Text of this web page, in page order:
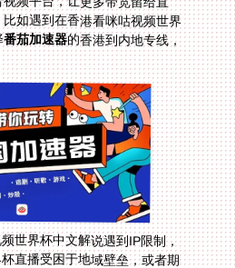
番茄加速器的香港到内地专线，
世界杯中文解说遇到IP限制，
直播受困于地域壁垒，或者期